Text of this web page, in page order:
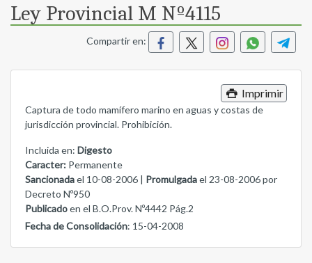
Ley Provincial M Nº4115
Compartir en:
Imprimir
Captura de todo mamífero marino en aguas y costas de
jurisdicción provincial. Prohibición.
Incluida en: Digesto
Caracter: Permanente
Sancionadael 10-08-2006 | Promulgadael 23-08-2006 por
Decreto Nº950
Publicadoen el B.O.Prov. Nº4442 Pág.2
Fecha de Consolidación: 15-04-2008